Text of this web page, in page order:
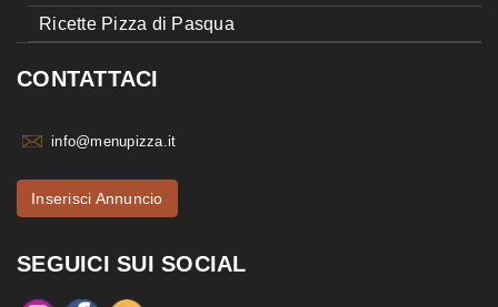
Ricette Pizza di Pasqua
CONTATTACI
info@menupizza.it
Inserisci Annuncio
SEGUICI SUI SOCIAL